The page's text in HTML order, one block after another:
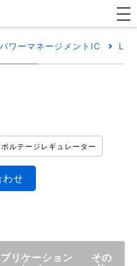
パワーマネージメントIC
ルテージレギュレーター
わせ
リケーション
その